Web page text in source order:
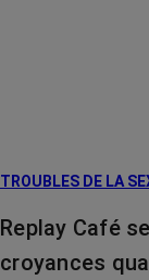
TROUBLES DE LA
Replay Café
croyances